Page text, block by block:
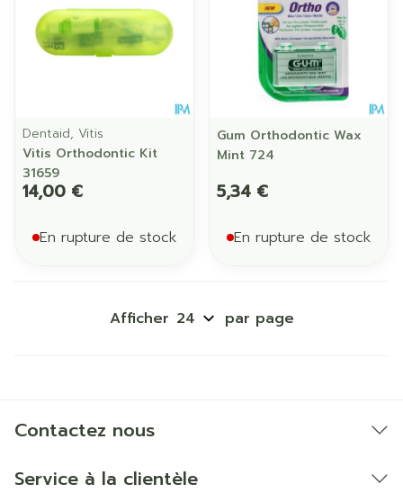
Dentaid, Vitis
Vitis Orthodontic Kit
31659
14,00 €
En rupture de stock
Gum Orthodontic Wax
Mint 724
5,34 €
En rupture de stock
Afficher par page
Contactez nous
Service à la clientèle